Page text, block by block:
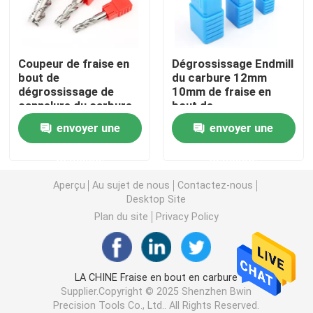
Tournage de plaquettes en carbure
Insertions de carbure de commande numérique par
Fraise carbure
Fraise en carbure à bout sphérique
Fraise en bout à rayon d'angle
Fraise en aluminium
Coupeur de fraise en
bout de
dégrossissage de
cannelure du carbure
3 de la commande
numérique par
ordinateur HRC55
envoyer une
Dégrossissage Endmill
du carbure 12mm
10mm de fraise en
bout de
dégrossissage de
cannelure de l'acier de
tungstène 4
envoyer une
Aperçu Au sujet de nous
Contactez-nous
Desktop Site
Plan du site
Privacy Policy
LA CHINE Fraise en bout en carbure
Supplier.Copyright © 2025 Shenzhen Bwin
Precision Tools Co., Ltd.. All Rights Reserved.